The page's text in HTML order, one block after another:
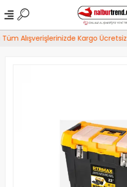
Alışverişlerinizde Kargo Ücretsiz!